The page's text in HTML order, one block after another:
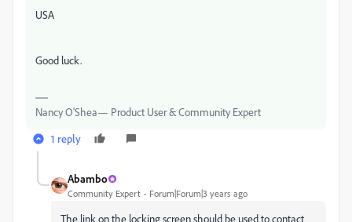
USA
Good luck.
Nancy O'Shea— Product User & Community Expert
1 reply
Abambo
Community Expert Forum|Forum|3 years ago
The link on the locking screen should be used to contact